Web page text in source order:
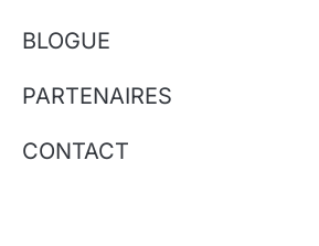
BLOGUE
PARTENAIRES
CONTACT